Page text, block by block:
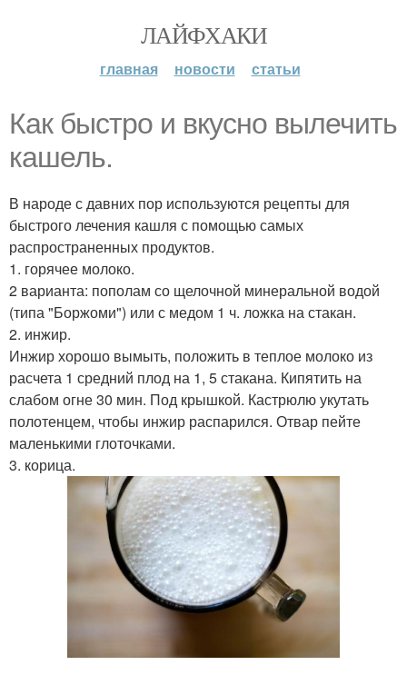
ЛАЙФХАКИ
главная новости статьи
Как быстро и вкусно вылечить
кашель.
В народе с давних пор используются рецепты для
быстрого лечения кашля с помощью самых
распространенных продуктов.
1. горячее молоко.
2 варианта: пополам со щелочной минеральной водой
(типа "Боржоми") или с медом 1 ч. ложка на стакан.
2. инжир.
Инжир хорошо вымыть, положить в теплое молоко из
расчета 1 средний плод на 1, 5 стакана. Кипятить на
слабом огне 30 мин. Под крышкой. Кастрюлю укутать
полотенцем, чтобы инжир распарился. Отвар пейте
маленькими глоточками.
3. корица.